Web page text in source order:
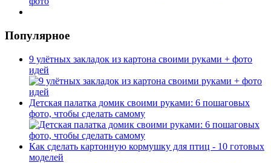
Популярное
9 улётных закладок из картона своими руками + фото
идей
Детская палатка домик своими руками: 6 пошаговых
фото, чтобы сделать самому
Как сделать картонную кормушку для птиц - 10 готовых
моделей